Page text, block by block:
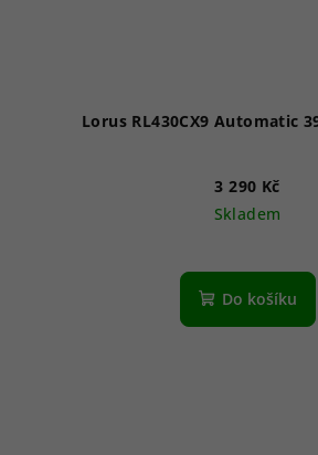
Lorus RL430CX9 Automatic
3 290 Kč
Skladem
Do košíku